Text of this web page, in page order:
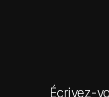
Écrivez-